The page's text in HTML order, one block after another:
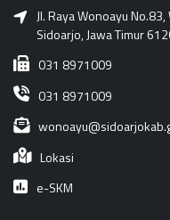
Jl. Raya Wonoayu
Sidoarjo, Jawa Timur
031 8971009
031 8971009
Lokasi
e-SKM